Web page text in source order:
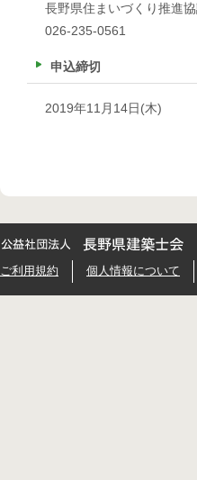
長野県住まいづくり推進
026-235-0561
申込締切
2019年11月14日(木)
ご利用規約
個人情報について